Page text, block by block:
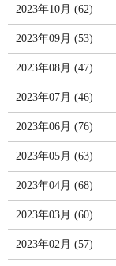
2023年10月 (62)
2023年09月 (53)
2023年08月 (47)
2023年07月 (46)
2023年06月 (76)
2023年05月 (63)
2023年04月 (68)
2023年03月 (60)
2023年02月 (57)